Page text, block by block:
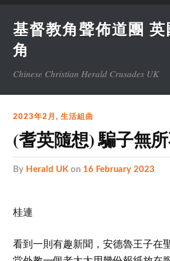
基督教角聲佈道團 英
角
Chinese Christian Herald Crusades UK
2023年2月,生活組曲
(耆英隨想) 騙子無
by Herald UK on 16 February 2023
桂連
看到一則有趣新聞，安德魯王子在